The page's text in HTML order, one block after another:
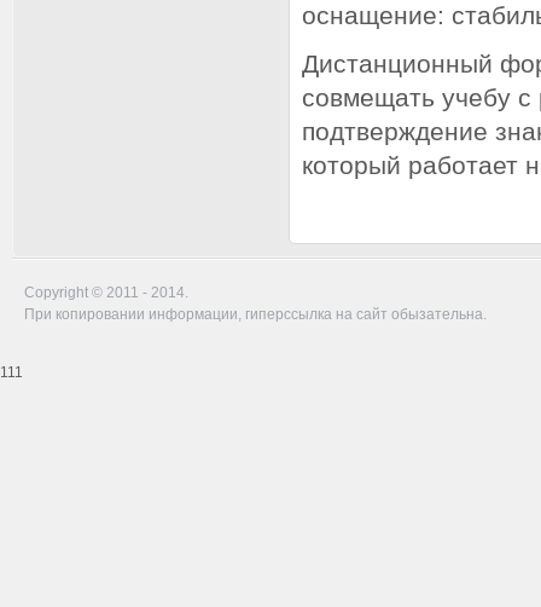
оснащение:
Дистанционный
совмещать учебу с
подтверждение
который работает
Copyright © 2011 - 2014.
При копировании информации, гиперссылка на сайт обызательна.
111